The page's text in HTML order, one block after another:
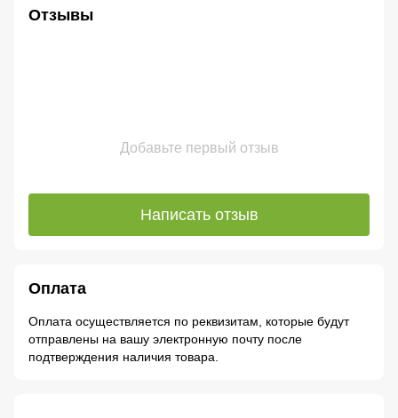
Отзывы
Добавьте первый отзыв
Написать отзыв
Оплата
Оплата осуществляется по реквизитам, которые будут
отправлены на вашу электронную почту после
подтверждения наличия товара.